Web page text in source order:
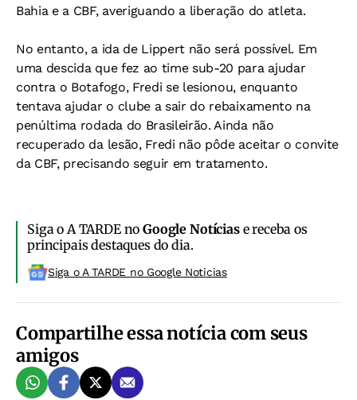
Bahia e a CBF, averiguando a liberação do atleta.
No entanto, a ida de Lippert não será possível. Em
uma descida que fez ao time sub-20 para ajudar
contra o Botafogo, Fredi se lesionou, enquanto
tentava ajudar o clube a sair do rebaixamento na
penúltima rodada do Brasileirão. Ainda não
recuperado da lesão, Fredi não pôde aceitar o convite
da CBF, precisando seguir em tratamento.
Siga o A TARDE noGoogle Notíciase receba os
principais destaques do dia.
Siga o A TARDE no Google Noticias
Compartilhe essa notícia com seus
amigos